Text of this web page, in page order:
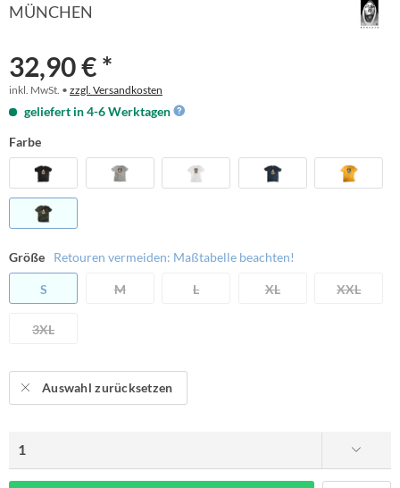
MÜNCHEN
32,90 € *
inkl. MwSt. • zzgl. Versandkosten
geliefert in 4-6 Werktagen
Farbe
Größe Retouren vermeiden: Maßtabelle beachten!
S M L XL XXL
3XL
Auswahl zurücksetzen